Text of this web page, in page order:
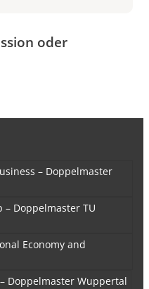
oder
– Doppelmaster
Doppelmaster TU
Economy and
Doppelmaster Wuppertal